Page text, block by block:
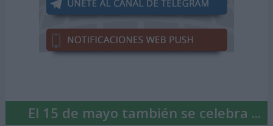
El 15 de mayo también se celebra ...